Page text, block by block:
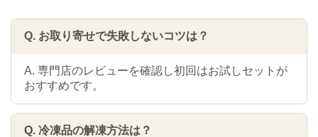
Q. お取り寄せで失敗しないコツは？
A. 専門店のレビューを確認し初回はお試しセットが
おすすめです。
Q. 冷凍品の解凍方法は？